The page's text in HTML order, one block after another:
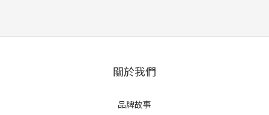
關於我們
品牌故事